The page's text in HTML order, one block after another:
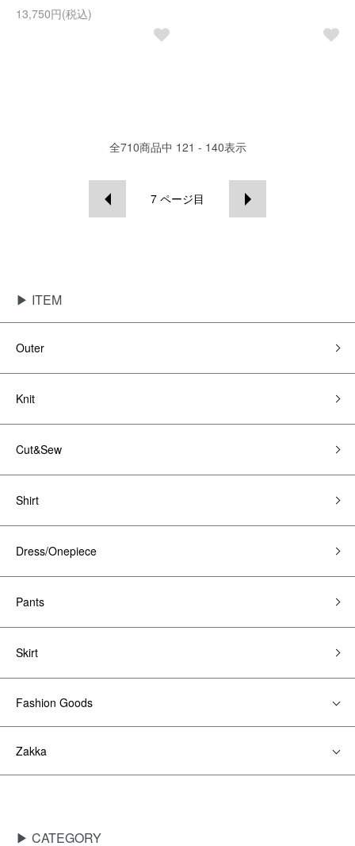
13,750円(税込)
全710商品中 121 - 140表示
7 ページ目
▶ ITEM
Outer
Knit
Cut&Sew
Shirt
Dress/Onepiece
Pants
Skirt
Fashion Goods
Zakka
▶ CATEGORY